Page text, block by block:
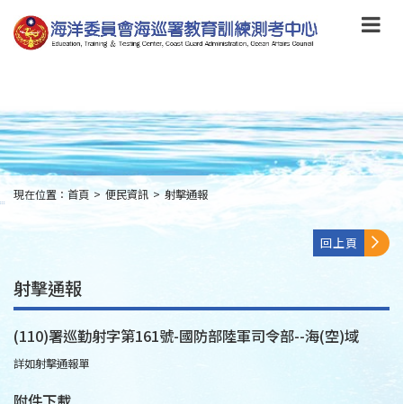
到
主
要
to
main
content
:::
現在位置： 首頁 > 便民資訊 > 射擊通報
回上頁
射擊通報
(110)署巡勤射字第161號-國防部陸軍司令部--海(空)域
詳如射擊通報單